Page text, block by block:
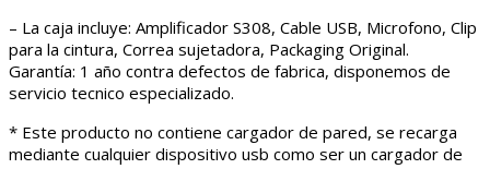
– La caja incluye: Amplificador S308, Cable USB, Microfono, Clip
para la cintura, Correa sujetadora, Packaging Original.
Garantía: 1 año contra defectos de fabrica, disponemos de
servicio tecnico especializado.
* Este producto no contiene cargador de pared, se recarga
mediante cualquier dispositivo usb como ser un cargador de